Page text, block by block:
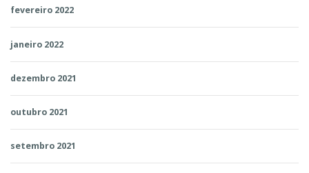
fevereiro 2022
janeiro 2022
dezembro 2021
outubro 2021
setembro 2021